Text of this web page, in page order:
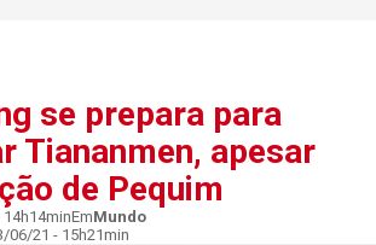
se prepara para
Tiananmen, apesar
de Pequim
EmMundo
06/21 - 15h21min